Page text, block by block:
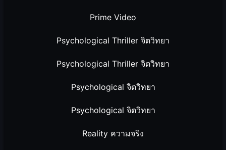
Prime Video
Psychological Thriller จิตวิทยา
Psychological Thriller จิตวิทยา
Psychological จิตวิทยา
Psychological จิตวิทยา
Reality ความจริง